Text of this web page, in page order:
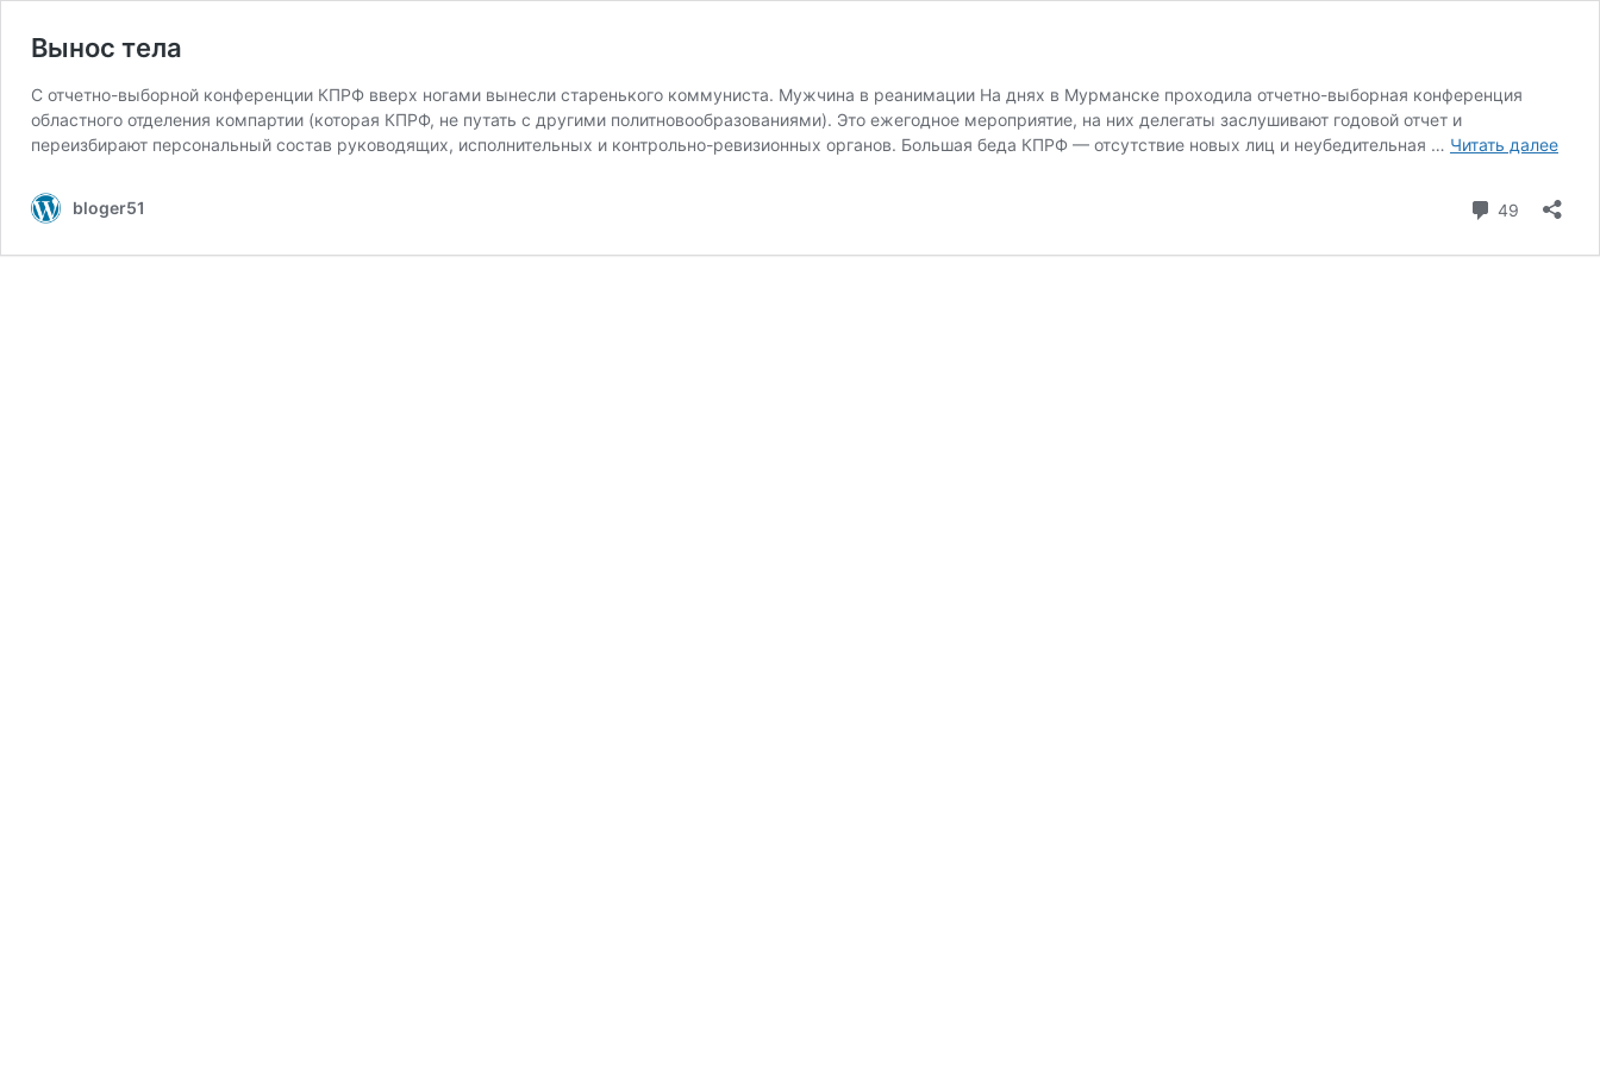
Вынос тела
С отчетно-выборной конференции КПРФ вверх ногами вынесли старенького коммуниста. Мужчина в реанимации На днях в Мурманске проходила отчетно-выборная конференция
областного отделения компартии (которая КПРФ, не путать с другими политновообразованиями). Это ежегодное мероприятие, на них делегаты заслушивают годовой отчет и
переизбирают персональный состав руководящих, исполнительных и контрольно-ревизионных органов. Большая беда КПРФ — отсутствие новых лиц и неубедительная … Читать далее
bloger51
49